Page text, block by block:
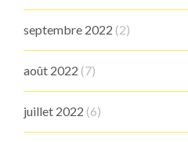
septembre 2022 (2)
août 2022 (7)
juillet 2022 (6)